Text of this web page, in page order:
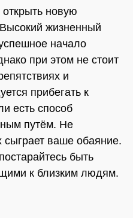
новую
жизненный
начало
при этом не стоит
и
прибегать к
есть способ
путём. Не
ваше обаяние.
быть
к близким людям.